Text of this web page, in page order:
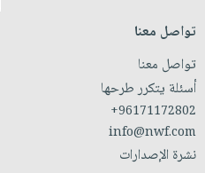
تواصل معنا
تواصل معنا
أسئلة يتكرر طرحها
+96171172802
info@nwf.com
نشرة الإصدارات